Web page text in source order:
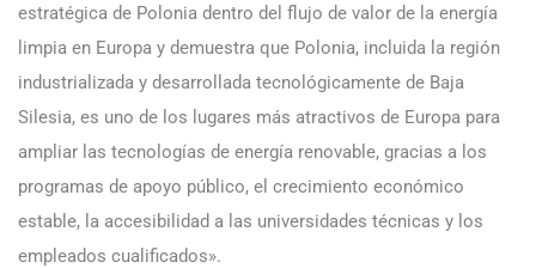
estratégica de Polonia dentro del flujo de valor de la energía
limpia en Europa y demuestra que Polonia, incluida la región
industrializada y desarrollada tecnológicamente de Baja
Silesia, es uno de los lugares más atractivos de Europa para
ampliar las tecnologías de energía renovable, gracias a los
programas de apoyo público, el crecimiento económico
estable, la accesibilidad a las universidades técnicas y los
empleados cualificados».